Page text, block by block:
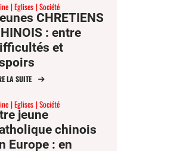
Eglises Société
CHRETIENS
: entre
et
LA SUITE
Eglises Société
jeune
chinois
Europe : en